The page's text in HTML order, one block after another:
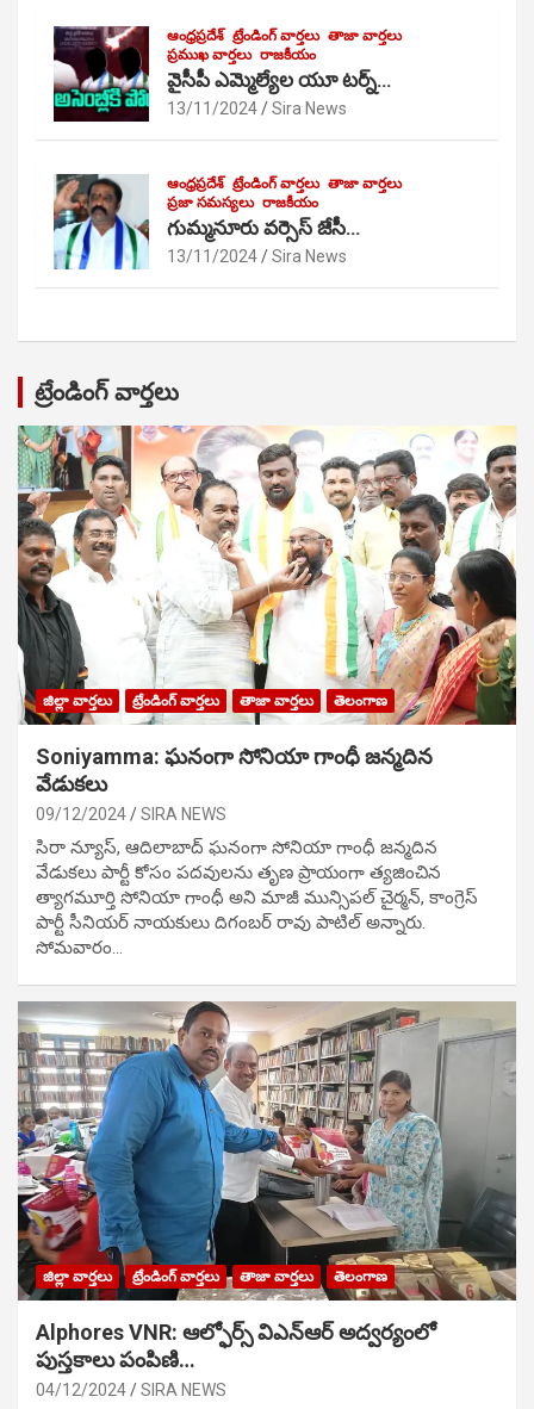
ఆంధ్రప్రదేశ్ ట్రేండింగ్ వార్తలు తాజా వార్తలు
ప్రముఖ వార్తలు రాజకీయం
వైసీపీ ఎమ్మెల్యేల యూ టర్న్…
13/11/2024 Sira News
ఆంధ్రప్రదేశ్ ట్రేండింగ్ వార్తలు తాజా వార్తలు
ప్రజా సమస్యలు రాజకీయం
గుమ్మనూరు వర్సెస్ జేసీ…
13/11/2024 Sira News
ట్రేండింగ్ వార్తలు
జిల్లా వార్తలు ట్రేండింగ్ వార్తలు తాజా వార్తలు తెలంగాణ
Soniyamma: ఘ‌నంగా సోనియా గాంధీ జ‌న్మ‌దిన
వేడుక‌లు
09/12/2024 SIRA NEWS
సిరా న్యూస్, ఆదిలాబాద్ ఘ‌నంగా సోనియా గాంధీ జ‌న్మ‌దిన
వేడుక‌లు పార్టీ కోసం ప‌ద‌వుల‌ను తృణ ప్రాయంగా త్య‌జించిన
త్యాగమూర్తి సోనియా గాంధీ అని మాజీ మున్సిప‌ల్ చైర్మ‌న్, కాంగ్రెస్
పార్టీ సీనియ‌ర్ నాయ‌కులు దిగంబ‌ర్ రావు పాటిల్ అన్నారు.
సోమవారం…
జిల్లా వార్తలు ట్రేండింగ్ వార్తలు తాజా వార్తలు తెలంగాణ
Alphores VNR: ఆల్ఫోర్స్ విఎన్ఆర్ అద్వర్యంలో
పుస్తకాలు పంపిణి…
04/12/2024 SIRA NEWS